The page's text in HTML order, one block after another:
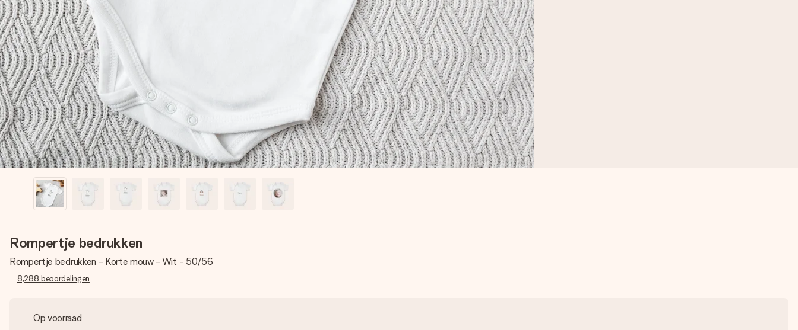
Rompertje bedrukken
Rompertje bedrukken - Korte mouw - Wit - 50/56
8,288 beoordelingen
Op voorraad